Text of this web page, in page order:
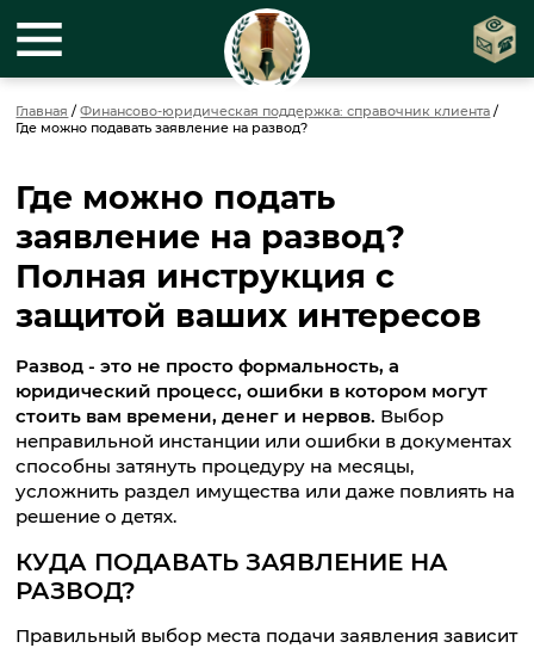
Главная /Финансово-юридическая поддержка: справочник клиента /
Где можно подавать заявление на развод?
Где можно подать
заявление на развод?
Полная инструкция с
защитой ваших интересов
Развод - это не просто формальность, а
юридический процесс, ошибки в котором могут
стоить вам времени, денег и нервов. Выбор
неправильной инстанции или ошибки в документах
способны затянуть процедуру на месяцы,
усложнить раздел имущества или даже повлиять на
решение о детях.
КУДА ПОДАВАТЬ ЗАЯВЛЕНИЕ НА
РАЗВОД?
Правильный выбор места подачи заявления зависит